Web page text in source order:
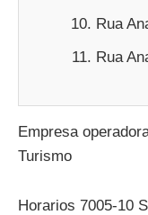
Rua
Rua
Empresa
Turismo
Horarios 7005-10